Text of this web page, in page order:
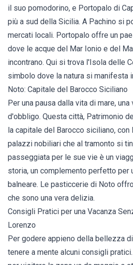
il suo pomodorino, e Portopalo di
più a sud della Sicilia. A Pachino si
mercati locali. Portopalo offre un
dove le acque del Mar Ionio e del
incontrano. Qui si trova l'Isola delle
simbolo dove la natura si manifesta
Noto: Capitale del Barocco Siciliano
Per una pausa dalla vita di mare,
d'obbligo. Questa città, Patrimonio
la capitale del Barocco siciliano,
palazzi nobiliari che al tramonto si
passeggiata per le sue vie è un
storia, un complemento perfetto per
balneare. Le pasticcerie di Noto
che sono una vera delizia.
Consigli Pratici per una Vacanza
Lorenzo
Per godere appieno della bellezza
tenere a mente alcuni consigli